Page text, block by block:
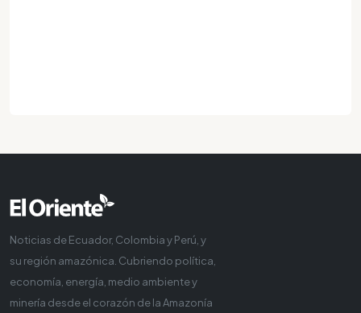
Noticias de Ecuador, Colombia y Perú, y
su región amazónica. Cubriendo política,
economía, energía, medio ambiente y
minería desde el corazón de la Amazonía